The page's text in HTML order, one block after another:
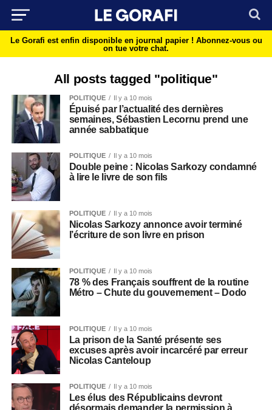
Le Gorafi est enfin disponible en journal papier ! Abonnez-vous ou
on tue votre chat.
All posts tagged "politique"
POLITIQUE Il y a 10 mois
Épuisé par l’actualité des dernières
semaines, Sébastien Lecornu prend une
année sabbatique
POLITIQUE Il y a 10 mois
Double peine : Nicolas Sarkozy condamné
à lire le livre de son fils
POLITIQUE Il y a 10 mois
Nicolas Sarkozy annonce avoir terminé
l’écriture de son livre en prison
POLITIQUE Il y a 10 mois
78 % des Français souffrent de la routine
Métro – Chute du gouvernement – Dodo
POLITIQUE Il y a 10 mois
La prison de la Santé présente ses
excuses après avoir incarcéré par erreur
Nicolas Canteloup
POLITIQUE Il y a 10 mois
Les élus des Républicains devront
désormais demander la permission à